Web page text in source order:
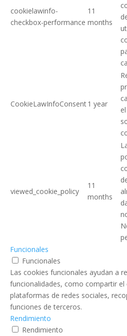
cookielawinfo-
checkbox-performance
11
months
CookieLawInfoConsent1 year
viewed_cookie_policy
11
months
Funcionales
Funcionales
Las cookies funcionales ayudan a
funcionalidades, como compartir
plataformas de redes sociales,
funciones de terceros.
Rendimiento
Rendimiento